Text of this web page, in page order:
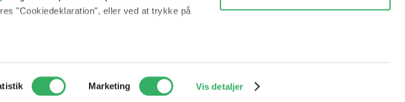
"Cookiedeklaration", eller ved at trykke på
at vise dig funktioner til sociale medier og
brug af vores hjemmeside med vores
Marketing Vis detaljer
SØ Telefon: +45 69898100 Mail: sps@sps-dk.com